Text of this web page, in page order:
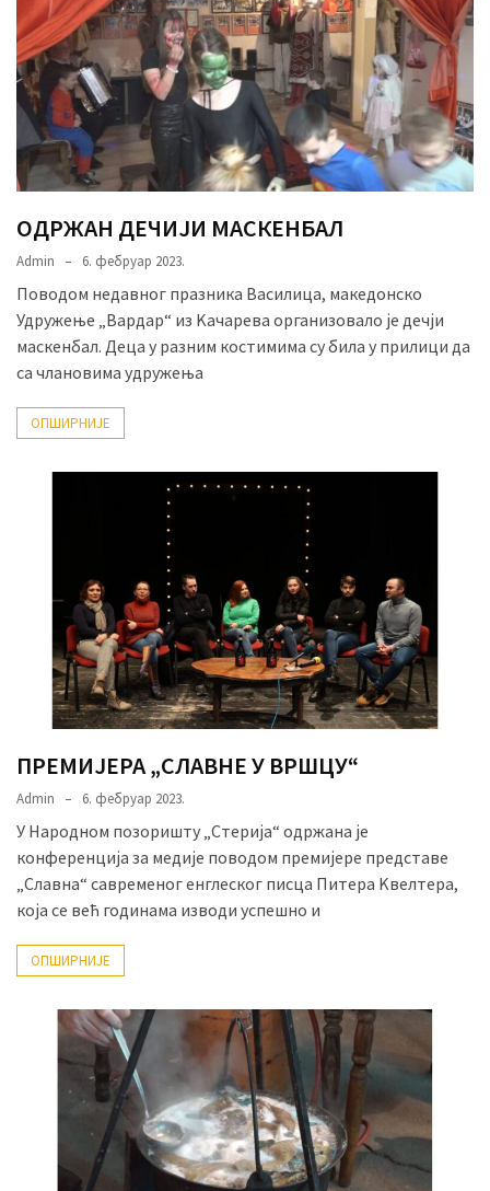
ОДРЖАН ДЕЧИЈИ МАСКЕНБАЛ
Admin 6. фебруар 2023.
Поводом недавног празника Василица, македонско
Удружење „Вардар“ из Kачарева организовало је дечји
маскенбал. Деца у разним костимима су била у прилици да
са члановима удружења
ОПШИРНИЈЕ
ПРЕМИЈЕРА „СЛАВНЕ У ВРШЦУ“
Admin 6. фебруар 2023.
У Народном позоришту „Стерија“ одржана је
конференција за медије поводом премијере представе
„Славна“ савременог енглеског писца Питера Kвелтера,
која се већ годинама изводи успешно и
ОПШИРНИЈЕ